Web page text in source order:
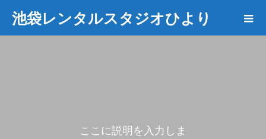
池袋レンタルスタジオひより
ここに説明を入力し ます